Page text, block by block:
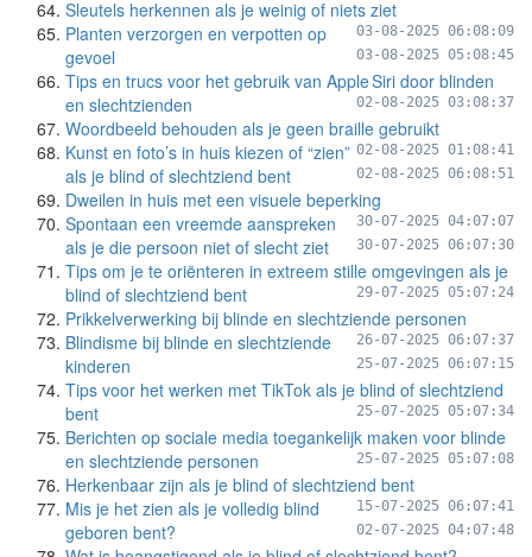
Sleutels herkennen als je weinig of niets ziet
03-08-2025 06:08:09
Planten verzorgen en verpotten op
gevoel
03-08-2025 05:08:45
Tips en trucs voor het gebruik van Apple Siri door blinden
en slechtzienden
02-08-2025 03:08:37
Woordbeeld behouden als je geen braille gebruikt
02-08-2025 01:08:41
Kunst en foto’s in huis kiezen of “zien”
als je blind of slechtziend bent
02-08-2025 06:08:51
Dweilen in huis met een visuele beperking
30-07-2025 04:07:07
Spontaan een vreemde aanspreken
als je die persoon niet of slecht ziet
30-07-2025 06:07:30
Tips om je te oriënteren in extreem stille omgevingen als je
blind of slechtziend bent
29-07-2025 05:07:24
Prikkelverwerking bij blinde en slechtziende personen
26-07-2025 06:07:37
Blindisme bij blinde en slechtziende
kinderen
25-07-2025 06:07:15
Tips voor het werken met TikTok als je blind of slechtziend
bent
25-07-2025 05:07:34
Berichten op sociale media toegankelijk maken voor blinde
en slechtziende personen
25-07-2025 05:07:08
Herkenbaar zijn als je blind of slechtziend bent
15-07-2025 06:07:41
Mis je het zien als je volledig blind
geboren bent?
02-07-2025 04:07:48